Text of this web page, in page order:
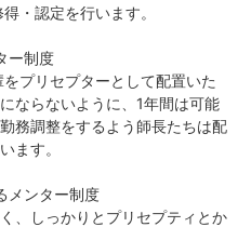
・認定を行います。
ー制度
プリセプターとして配置いた
ならないように、1年間は可能
務調整をするよう師長たちは配
ます。
メンター制度
、しっかりとプリセプティとか